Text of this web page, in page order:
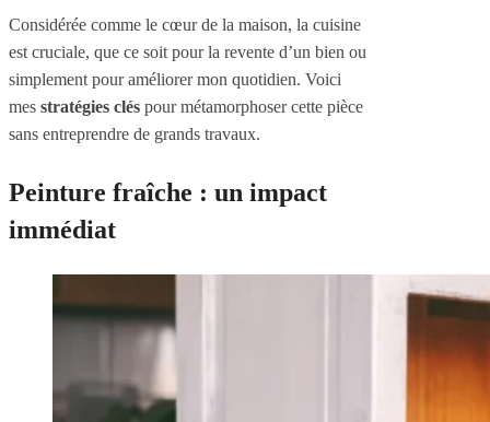
Considérée comme le cœur de la maison, la cuisine
est cruciale, que ce soit pour la revente d’un bien ou
simplement pour améliorer mon quotidien. Voici
mes stratégies clés pour métamorphoser cette pièce
sans entreprendre de grands travaux.
Peinture fraîche : un impact
immédiat